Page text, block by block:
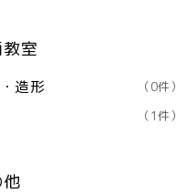
室
造形 （0件）
（1件）